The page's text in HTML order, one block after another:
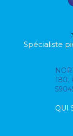
Spécialiste
180,
QUI